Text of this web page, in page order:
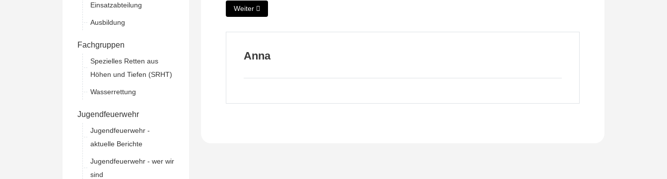
Einsatzabteilung
Ausbildung
Fachgruppen
Spezielles Retten aus
Höhen und Tiefen (SRHT)
Wasserrettung
Jugendfeuerwehr
Jugendfeuerwehr -
aktuelle Berichte
Jugendfeuerwehr - wer wir
sind
Nächster Beitrag: Der Kartenvorverkauf hat begonnen!
Weiter
Anna